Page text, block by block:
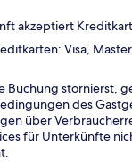
akzeptiert
Visa,
Buchung stornierst,
des
über
für Unterkünfte